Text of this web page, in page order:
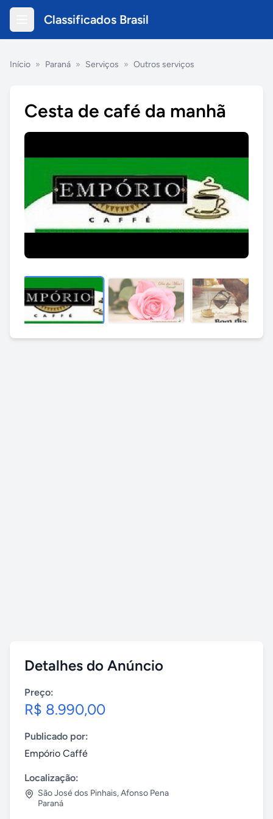
Classificados Brasil
Início » Paraná » Serviços » Outros serviços
Cesta de café da manhã
Detalhes do Anúncio
Preço:
R$ 8.990,00
Publicado por:
Empório Caffé
Localização:
São José dos Pinhais,Afonso Pena
Paraná